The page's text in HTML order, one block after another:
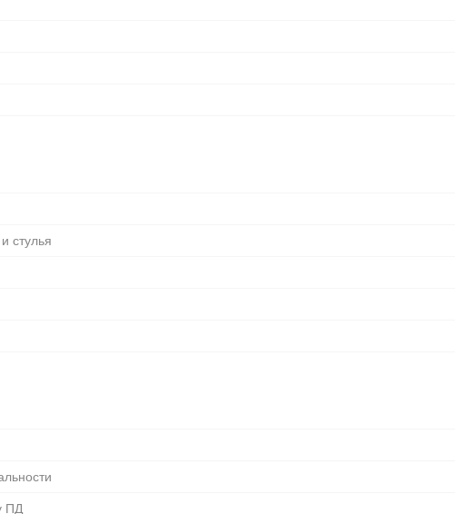
стулья
ПД